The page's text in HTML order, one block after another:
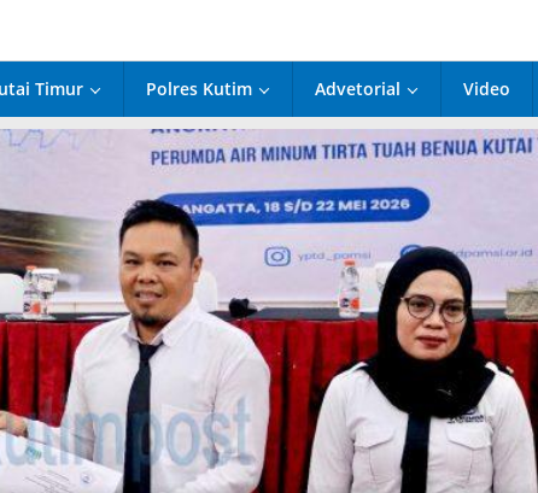
Timur Polres Kutim Advetorial Video